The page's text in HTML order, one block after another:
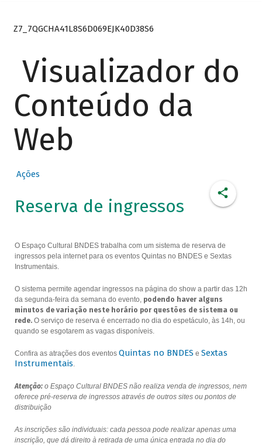
Z7_7QGCHA41L8S6D069EJK40D38S6
Visualizador do
Conteúdo da
Web
Ações
Reserva de ingressos
O Espaço Cultural BNDES trabalha com um sistema de reserva de
ingressos pela internet para os eventos Quintas no BNDES e Sextas
Instrumentais.
O sistema permite agendar ingressos na página do show a partir das 12h
da segunda-feira da semana do evento, podendo haver alguns
minutos de variação neste horário por questões de sistema ou
rede.O serviço de reserva é encerrado no dia do espetáculo, às 14h, ou
quando se esgotarem as vagas disponíveis.
Confira as atrações dos eventos Quintas no BNDES e Sextas
Instrumentais.
Atenção:o Espaço Cultural BNDES não realiza venda de ingressos, nem
oferece pré-reserva de ingressos através de outros sites ou pontos de
distribuição
As inscrições são individuais: cada pessoa pode realizar apenas uma
inscrição, que dá direito à retirada de uma única entrada no dia do